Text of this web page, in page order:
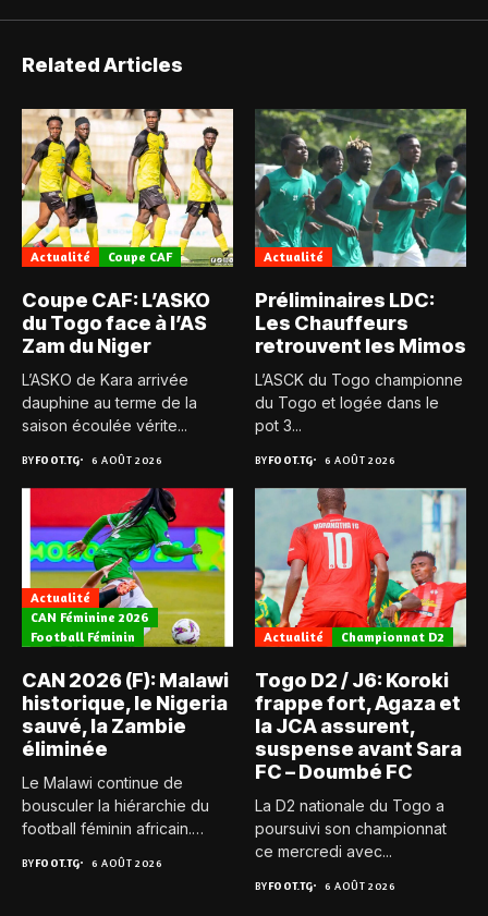
Related Articles
Actualité Coupe CAF
Coupe CAF: L’ASKO
du Togo face à l’AS
Zam du Niger
L’ASKO de Kara arrivée
dauphine au terme de la
saison écoulée vérite...
BYFOOT.TG 6 AOÛT 2026
Actualité
Préliminaires LDC:
Les Chauffeurs
retrouvent les Mimos
L’ASCK du Togo championne
du Togo et logée dans le
pot 3...
BYFOOT.TG 6 AOÛT 2026
Actualité
CAN Féminine 2026
Football Féminin
CAN 2026 (F): Malawi
historique, le Nigeria
sauvé, la Zambie
éliminée
Le Malawi continue de
bousculer la hiérarchie du
football féminin africain.
BYFOOT.TG 6 AOÛT 2026
Actualité Championnat D2
Togo D2 / J6: Koroki
frappe fort, Agaza et
la JCA assurent,
suspense avant Sara
FC – Doumbé FC
La D2 nationale du Togo a
poursuivi son championnat
ce mercredi avec...
BYFOOT.TG 6 AOÛT 2026